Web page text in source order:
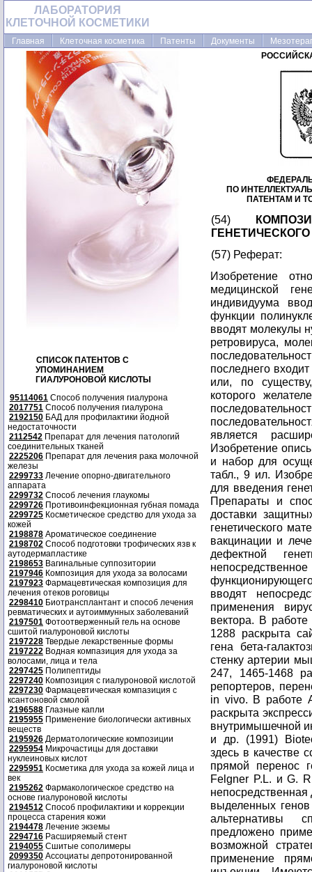
ЛАБОРАТОРИЯ
КЛЕТОЧНОЙ КОСМЕТИКИ
Главная Клеточная косметика Патенты Документы
СПИСОК ПАТЕНТОВ С
УПОМИНАНИЕМ
ГИАЛУРОНОВОЙ КИСЛОТЫ
95114061 Способ получения гиалурона
2017751 Способ получения гиалурона
2192150 БАД для профилактики йодной
недостаточности
2112542 Препарат для лечения патологий
соединительных тканей
2225206 Препарат для лечения рака молочной
железы
2299733 Лечение опорно-двигательного
аппарата
2299732 Способ лечения глаукомы
2299726 Противоинфекционная губная помада
2299725 Косметическое средство для ухода за
кожей
2198878 Ароматическое соединение
2198702 Способ подготовки трофических язв к
аутодермапластике
2198653 Вагинальные суппозитории
2197946 Композиция для ухода за волосами
2197923 Фармацевтическая композиция для
лечения отеков роговицы
2298410 Биотрансплантант и способ лечения
ревматических и аутоиммунных заболеваний
2197501 Фотоотверженный гель на основе
сшитой гиалуроновой кислоты
2197228 Твердые лекарственные формы
2197222 Водная компазиция для ухода за
волосами, лица и тела
2297425 Полипептиды
2297240 Композиция с гиалуроновой кислотой
2297230 Фармацевтическая компазиция с
ксантоновой смолой
2196588 Глазные капли
2195955 Применение биологически активных
веществ
2195926 Дерматологические композиции
2295954 Микрочастицы для доставки
нуклеиновых кислот
2295951 Косметика для ухода за кожей лица и
век
2195262 Фармакологическое средство на
основе гиалуроновой кислоты
2194512 Способ профилактики и коррекции
процесса старения кожи
2194478 Лечение экземы
2294716 Расширяемый стент
2194055 Сшитые сополимеры
2099350 Ассоциаты депротонированной
гиалуроновой кислоты
ПО
ПАТЕНТАМ И
(54)
(57) Реферат:
Изобретение относится к области медицины, а именно медицинской генетике. Сущность изобретения: в клетки индивидуума вводят генетический материал с усилителем функции полинуклеотида (например, бупивакаином), а также вводят молекулы нуклеиновой кислоты, не содержащей частиц ретровируса, молекула нуклеиновой кислоты включает такую последовательность, которая кодирует белок, в состав последнего входит по меньшей мере один эпитоп, идентичный или, по существу, аналогичный эпитопу антигена, против которого желателен иммунный ответ, причем нуклеотидная последовательность операбельно связана с регуляторными последовательностями. Техническим результатом изобретения является расширение арсенала средств против ВИЧ. Изобретение описывает также фармацевтическую композицию и набор для осуществления способа. 3 с. и 45 з. п. ф-лы, 4 табл., 9 ил. Изобретение относится к препаратам и способам для введения генетического материала в клетки индивидуума. Препараты и способы изобретения могут применяться для доставки защитных и/или лечебных агентов, в том числе и генетического материала, кодирующего белковые мишени для вакцинации и лечебных белков. В качестве средства замены дефектной генетической информации рассматривалось непосредственное введение в живой организм нормально функционирующего гена. В отдельных исследованиях ДНК вводят непосредственно в клетки живого организма без применения вирусной частицы или иного инфекционного вектора. В работе Nabel E.G. и др. (1990) Science 249, 1285-1288 раскрыта cайт-специфичная генная экспрессия in vivo гена бета-галактозидазы, перенесенного непосредственно в стенку артерии мыши. В работе Wolfe J.A. и др. (1990) Science 247, 1465-1468 раскрыта экспрессия разнообразных генов-репортеров, перенесенных непосредственно в мышцы мыши in vivo. В работе Acsadi G. и др. (1991) Nature 352, 815-818, раскрыта экспрессия гена дистрофина человека у мыши после внутримышечной инъекции ДНК конструкции. Работа Wolfe J. A. и др. (1991) Biotechniques 11(4), 474-485 которая вводится здесь в качестве ссылки, относится к условиям, влияющим на прямой перенос гена в мышцы грызуна in vivo. В работе Felgner P.L. и G. Rhodes (1991) Nature 349, 351-352 раскрыта непосредственная доставка в качестве лекарственных средств выделенных генов без применения ретровирусов. В качестве альтернативы способу противопатогенной вакцинации предложено применение прямого переноса гена. В качестве возможной стратегии вакцинации против ВИЧ предложено применение прямого переноса гена путем единственной инъекции. Имеются сообщения о наблюдаемой клеточной иммунной реакции на ВИЧ-gp120, возникающей при введении в клетку плазмидной ДНК, кодирующей указанный гликопротеин. РСТ Международная заявка под номером PCT/US 90/01515, опубликованная 4 октября 1990, раскрывает способы вакцинации индивидуума против патогенной инфекции прямой инъекцией одних только